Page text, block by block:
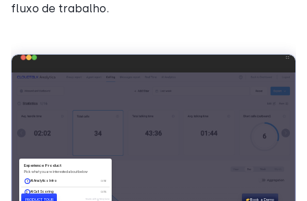
fluxo de trabalho.